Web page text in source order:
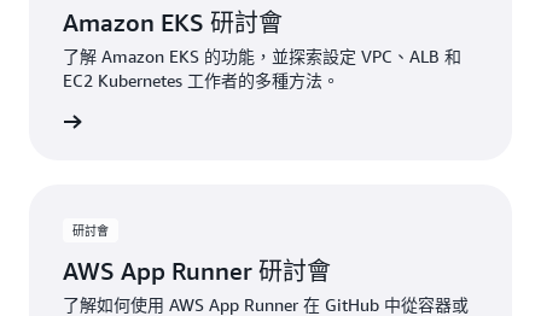
Amazon EKS 研討會
了解 Amazon EKS 的功能，並探索設定 VPC、ALB 和
EC2 Kubernetes 工作者的多種方法。
研討會
AWS App Runner 研討會
了解如何使用 AWS App Runner 在 GitHub 中從容器或